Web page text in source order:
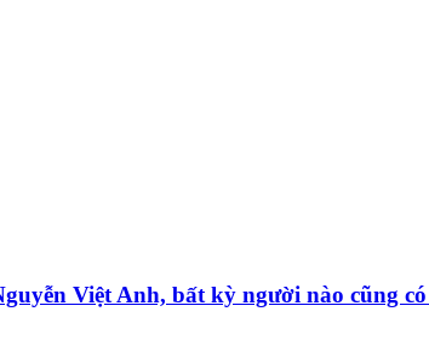
Việt Anh, bất kỳ người nào cũng